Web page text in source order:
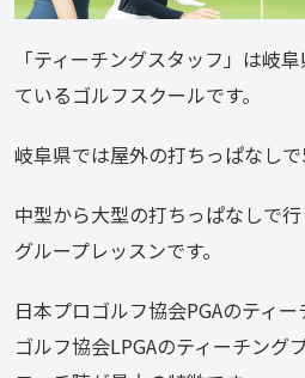
「ティーチングスタッフ」は岐
ているゴルフスクールです。
岐阜県では屋外の打ちっぱなしで
中型から大型の打ちっぱなしで
グループレッスンです。
日本プロゴルフ協会PGAのティ
ゴルフ協会LPGAのティーチング